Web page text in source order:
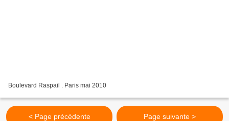
Boulevard Raspail . Paris mai 2010
< Page précédente Page suivante >